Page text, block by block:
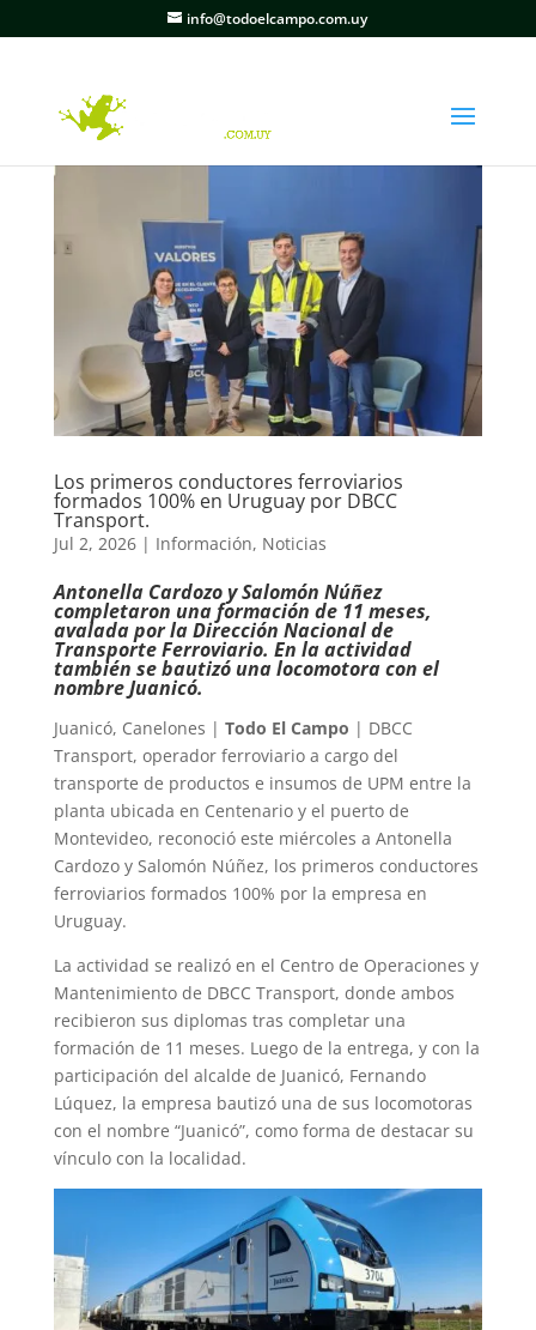
info@todoelcampo.com.uy
Los primeros conductores ferroviarios
formados 100% en Uruguay por DBCC
Transport.
Jul 2, 2026| Información, Noticias
Antonella Cardozo y Salomón Núñez
completaron una formación de 11 meses,
avalada por la Dirección Nacional de
Transporte Ferroviario. En la actividad
también se bautizó una locomotora con el
nombre Juanicó.
Juanicó, Canelones | Todo El Campo | DBCC
Transport, operador ferroviario a cargo del
transporte de productos e insumos de UPM entre la
planta ubicada en Centenario y el puerto de
Montevideo, reconoció este miércoles a Antonella
Cardozo y Salomón Núñez, los primeros conductores
ferroviarios formados 100% por la empresa en
Uruguay.
La actividad se realizó en el Centro de Operaciones y
Mantenimiento de DBCC Transport, donde ambos
recibieron sus diplomas tras completar una
formación de 11 meses. Luego de la entrega, y con la
participación del alcalde de Juanicó, Fernando
Lúquez, la empresa bautizó una de sus locomotoras
con el nombre “Juanicó”, como forma de destacar su
vínculo con la localidad.